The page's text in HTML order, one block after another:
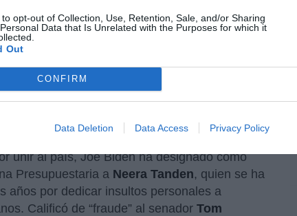
to opt-out of Collection, Use, Retention, Sale, and/or Sharing
Data that Is Unrelated with the Purposes for which it
Out
CONFIRM
Data Deletion Data Access Privacy Policy
prosigue con los procesos de
gabinete”.
de Interior “olvidó”
por remuneraciones en
unir al país, Joe Biden ha designado como
Presupuestaria a Neera Tanden, quien se ha
años por dedicar insultos personales a
Calificó de “fraude” al senador Tom